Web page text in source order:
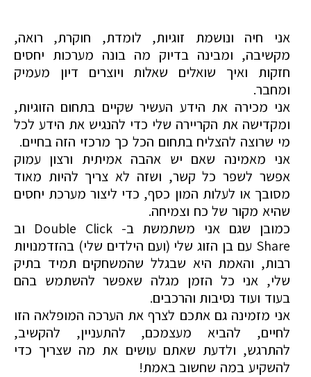
אני חיה ונושמת זוגיות, לומדת, חוקרת, רואה,
מקשיבה, ומבינה בדיוק מה בונה מערכות יחסים
חזקות ואיך שואלים שאלות ויוצרים דיון מעמיק
ומחבר.
אני מכירה את הידע העשיר שקיים בתחום הזוגיות,
ומקדישה את הקריירה שלי כדי להנגיש את הידע לכל
מי שרוצה להצליח בתחום הכל כך מרכזי הזה בחיים.
אני מאמינה שאם יש אהבה אמיתית ורצון עמוק
אפשר לשפר כל קשר, ושזה לא צריך להיות מאוד
מסובך או לעלות המון כסף, כדי ליצור מערכת יחסים
שהיא מקור של כח וצמיחה.
כמובן שגם אני משתמשת ב- Double Click וב
Share עם בן הזוג שלי (ועם הילדים שלי) בהזדמנויות
רבות, והאמת היא שבגלל שהמשחקים תמיד בתיק
שלי, אני כל הזמן מגלה שאפשר להשתמש בהם
בעוד ועוד נסיבות והרכבים.
אני מזמינה גם אתכם לצרף את הערכה המופלאה הזו
לחיים, להביא מעצמכם, להתעניין, להקשיב,
להתרגש, ולדעת שאתם עושים את מה שצריך כדי
להשקיע במה שחשוב באמת!